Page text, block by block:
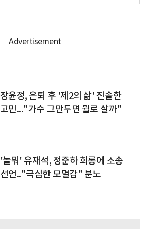
장윤정, 은퇴 후 '제2의 삶' 진솔한
고민..."가수 그만두면 뭘로 살까"
'놀뭐' 유재석, 정준하 희롱에 소송
선언.."극심한 모멸감" 분노